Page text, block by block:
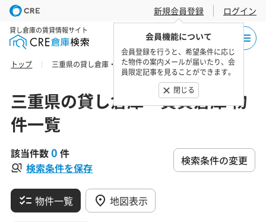
新規会員登録
会員機能について
会員登録を行うと、希望条件に応じ
た物件の案内メールが届いたり、会
員限定記事を見ることができます。
閉じる
ログイン
貸し倉庫の賃貸情報サイト
トップ 三重県の貸し倉庫・賃貸倉庫 物件一覧
三重県の貸し倉庫・賃貸倉庫 物
件一覧
該当件数0 件
検索条件を保存
検索条件の変更
物件一覧 地図表示